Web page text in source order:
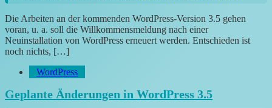
Die Arbeiten an der kommenden WordPress-Version 3.5 gehen
voran, u. a. soll die Willkommensmeldung nach einer
Neuinstallation von WordPress erneuert werden. Entschieden ist
noch nichts, […]
WordPress
Geplante Änderungen in WordPress 3.5